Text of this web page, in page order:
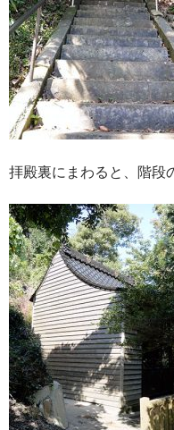
拝殿裏にまわると、階段